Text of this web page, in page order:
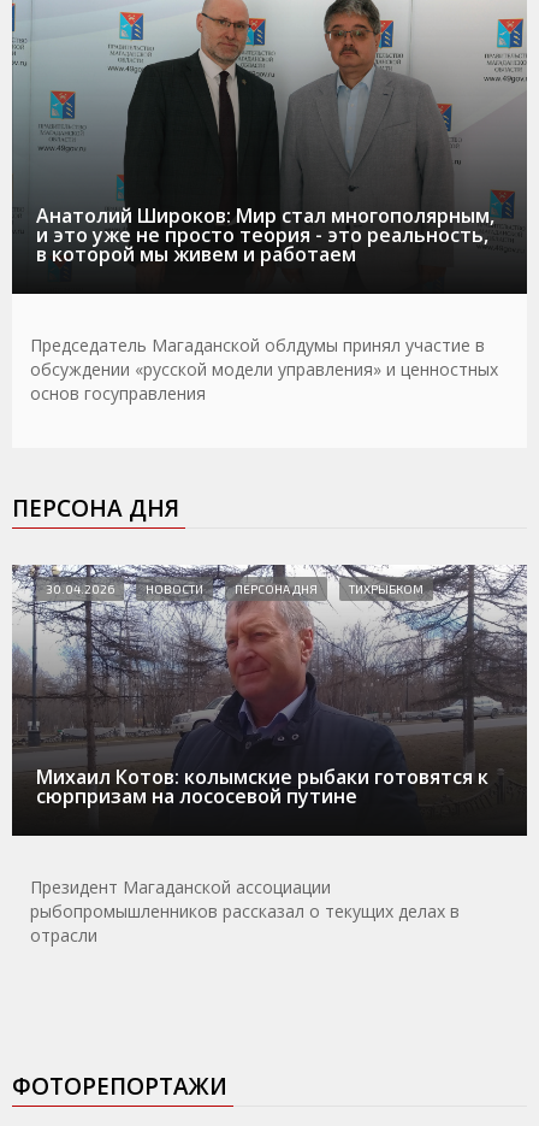
Анатолий Широков: Мир стал многополярным,
и это уже не просто теория - это реальность,
в которой мы живем и работаем
Председатель Магаданской облдумы принял участие в
обсуждении «русской модели управления» и ценностных
основ госуправления
ПЕРСОНА ДНЯ
Михаил Котов: колымские рыбаки готовятся к
сюрпризам на лососевой путине
30.04.2026 НОВОСТИ ПЕРСОНА ДНЯ ТИХРЫБКОМ
Президент Магаданской ассоциации
рыбопромышленников рассказал о текущих делах в
отрасли
ФОТОРЕПОРТАЖИ